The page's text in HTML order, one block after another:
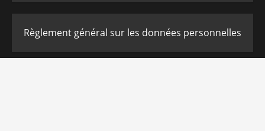
Règlement général sur les données personnelles